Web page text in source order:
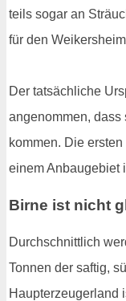
teils sogar an
für den
Der tatsächliche
angenommen, dass
kommen. Die
einem Anbaugebiet
Birne ist nicht
Durchschnittlich
Tonnen der saftig,
Haupterzeugerland